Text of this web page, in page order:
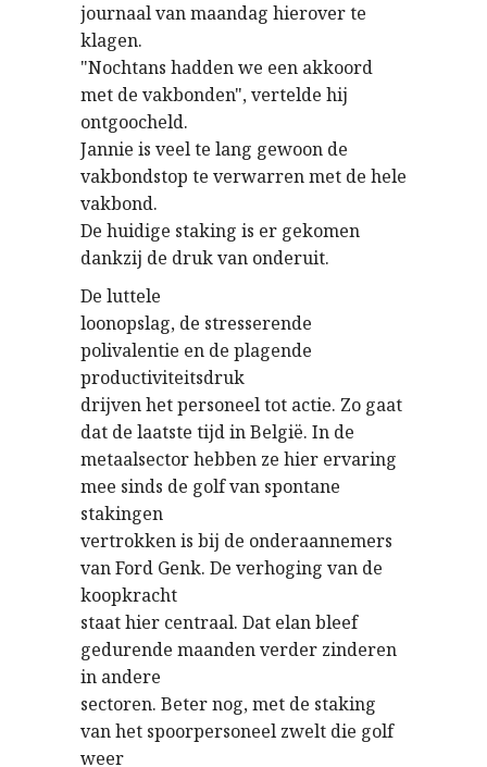
journaal van maandag hierover te
klagen.
"Nochtans hadden we een akkoord
met de vakbonden", vertelde hij
ontgoocheld.
Jannie is veel te lang gewoon de
vakbondstop te verwarren met de hele
vakbond.
De huidige staking is er gekomen
dankzij de druk van onderuit.
De luttele
loonopslag, de stresserende
polivalentie en de plagende
productiviteitsdruk
drijven het personeel tot actie. Zo gaat
dat de laatste tijd in België. In de
metaalsector hebben ze hier ervaring
mee sinds de golf van spontane
stakingen
vertrokken is bij de onderaannemers
van Ford Genk. De verhoging van de
koopkracht
staat hier centraal. Dat elan bleef
gedurende maanden verder zinderen
in andere
sectoren. Beter nog, met de staking
van het spoorpersoneel zwelt die golf
weer